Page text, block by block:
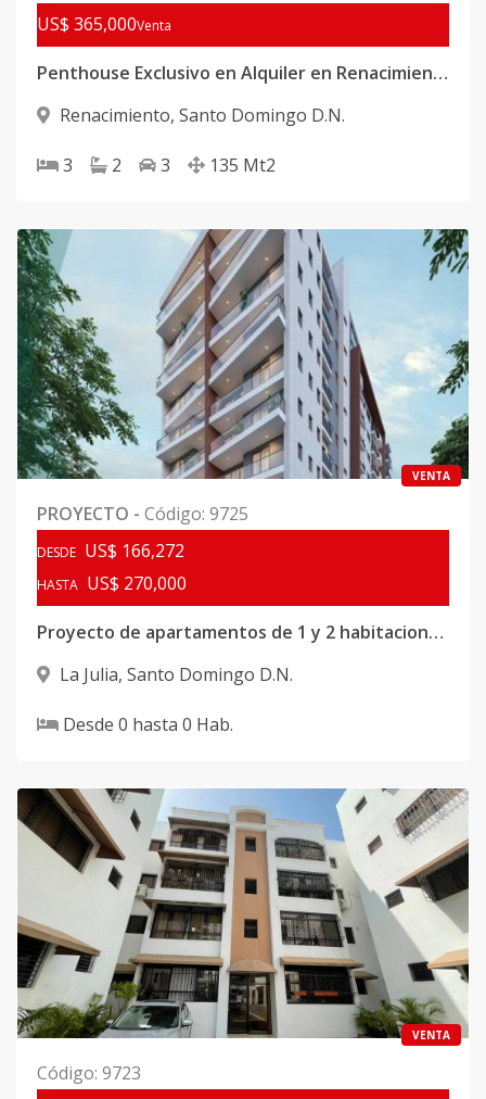
US$ 365,000Venta
Penthouse Exclusivo en Alquiler en Renacimiento
Renacimiento, Santo Domingo D.N.
3 2 3 135 Mt2
VENTA
PROYECTO - Código: 9725
DESDE US$ 166,272
HASTA US$ 270,000
Proyecto de apartamentos de 1 y 2 habitaciones, localizado en el sector La Julia
La Julia, Santo Domingo D.N.
Desde 0 hasta 0 Hab.
VENTA
Código: 9723